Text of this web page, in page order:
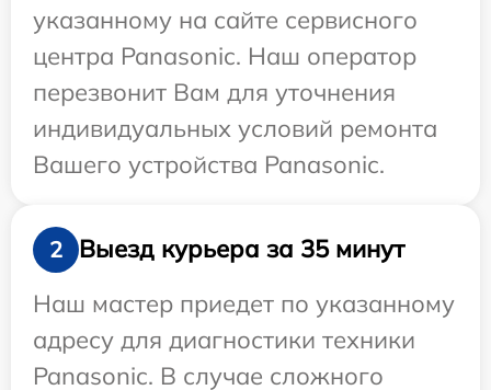
указанному на сайте сервисного
центра Panasonic. Наш оператор
перезвонит Вам для уточнения
индивидуальных условий ремонта
Вашего устройства Panasonic.
2
Выезд курьера за 35 минут
Наш мастер приедет по указанному
адресу для диагностики техники
Panasonic. В случае сложного